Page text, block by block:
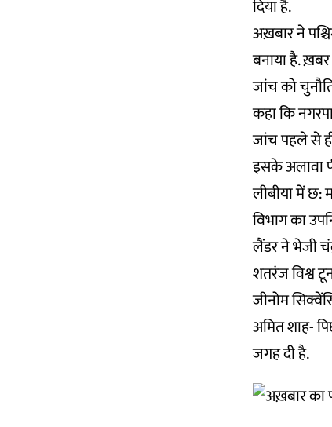
दिया है.
अख़बार ने
बनाया है. ख़बर
जांच को
कहा कि
जांच पहले से
इसके अलावा
लीबीया में छ:
विभाग का
लैंडर ने भेजी
शतरंज विश्व
जीनोम
अमित शाह-
जगह दी है.